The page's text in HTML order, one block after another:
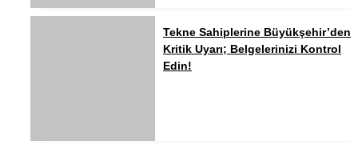
Tekne Sahiplerine Büyükşehir’den
Kritik Uyarı; Belgelerinizi Kontrol
Edin!